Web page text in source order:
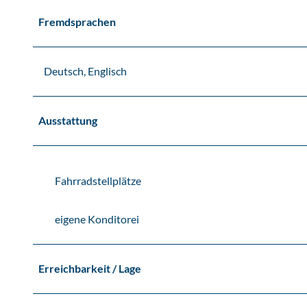
Fremdsprachen
Deutsch, Englisch
Ausstattung
Fahrradstellplätze
eigene Konditorei
Erreichbarkeit / Lage